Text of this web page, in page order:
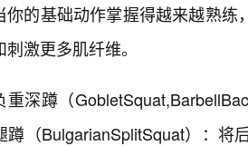
你的基础动作掌握得越来越熟
刺激更多肌纤维。
重深蹲（
蹲（BulgarianSplitSquat）：将